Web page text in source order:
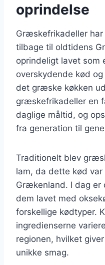
oprindelse
Græskefrikadeller
tilbage til oldtidens
oprindeligt lavet som
overskydende kød
det græske køkken
græskefrikadeller en
daglige måltid, og
fra generation til
Traditionelt blev
lam, da dette kød
Grækenland. I dag er
dem lavet med
forskellige kødtyper.
ingredienserne
regionen, hvilket
unikke smag.